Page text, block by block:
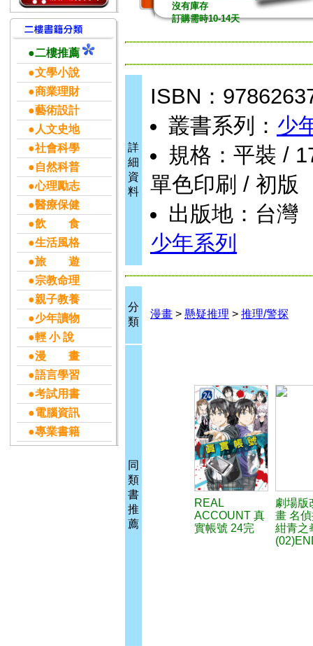
●二樓推薦
●文學小說
●商業理財
●藝術設計
●人文史地
●社會科學
●自然科普
●心理勵志
●醫療保健
●飲 食
●生活風格
●旅 遊
●宗教命理
●親子教養
●少年讀物
●輕 小 說
●漫 畫
●語言學習
●考試用書
●電腦資訊
●專業書籍
沒有庫存
訂購需時10-14天
詳
細
資
料
ISBN：
叢書系列： 少
規格：平裝 /
單色印刷 / 初版
出版地：台灣
少年系列
分
類
漫畫 > 懸疑推理 > 推理/警探
同
類
書
推
薦
REAL
ACCOUNT 真
實帳號 24完
劇場版
畫 名
紺青之